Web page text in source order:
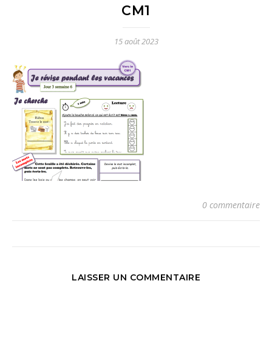
CM1
15 août 2023
0 commentaire
LAISSER UN COMMENTAIRE